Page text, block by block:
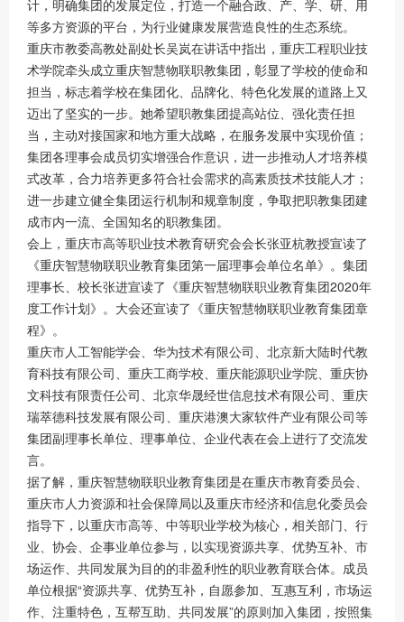
计，明确集团的发展定位，打造一个融合政、产、学、研、用
等多方资源的平台，为行业健康发展营造良性的生态系统。
重庆市教委高教处副处长吴岚在讲话中指出，重庆工程职业技
术学院牵头成立重庆智慧物联职教集团，彰显了学校的使命和
担当，标志着学校在集团化、品牌化、特色化发展的道路上又
迈出了坚实的一步。她希望职教集团提高站位、强化责任担
当，主动对接国家和地方重大战略，在服务发展中实现价值；
集团各理事会成员切实增强合作意识，进一步推动人才培养模
式改革，合力培养更多符合社会需求的高素质技术技能人才；
进一步建立健全集团运行机制和规章制度，争取把职教集团建
成市内一流、全国知名的职教集团。
会上，重庆市高等职业技术教育研究会会长张亚杭教授宣读了
《重庆智慧物联职业教育集团第一届理事会单位名单》。集团
理事长、校长张进宣读了《重庆智慧物联职业教育集团2020年
度工作计划》。大会还宣读了《重庆智慧物联职业教育集团章
程》。
重庆市人工智能学会、华为技术有限公司、北京新大陆时代教
育科技有限公司、重庆工商学校、重庆能源职业学院、重庆协
文科技有限责任公司、北京华晟经世信息技术有限公司、重庆
瑞萃德科技发展有限公司、重庆港澳大家软件产业有限公司等
集团副理事长单位、理事单位、企业代表在会上进行了交流发
言。
据了解，重庆智慧物联职业教育集团是在重庆市教育委员会、
重庆市人力资源和社会保障局以及重庆市经济和信息化委员会
指导下，以重庆市高等、中等职业学校为核心，相关部门、行
业、协会、企事业单位参与，以实现资源共享、优势互补、市
场运作、共同发展为目的的非盈利性的职业教育联合体。成员
单位根据“资源共享、优势互补，自愿参加、互惠互利，市场运
作、注重特色，互帮互助、共同发展”的原则加入集团，按照集